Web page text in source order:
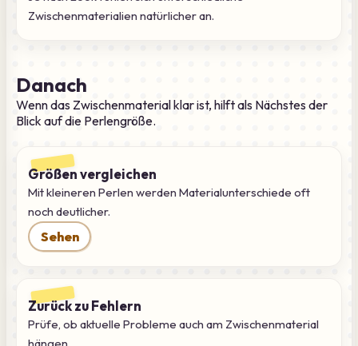
Zwischenmaterialien natürlicher an.
Danach
Wenn das Zwischenmaterial klar ist, hilft als Nächstes der
Blick auf die Perlengröße.
Größen vergleichen
Mit kleineren Perlen werden Materialunterschiede oft
noch deutlicher.
Sehen
Zurück zu Fehlern
Prüfe, ob aktuelle Probleme auch am Zwischenmaterial